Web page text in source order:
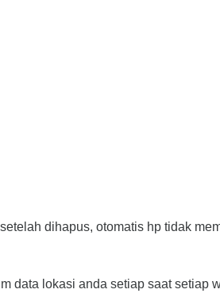
dihapus, otomatis hp tidak
data lokasi anda setiap saat setiap